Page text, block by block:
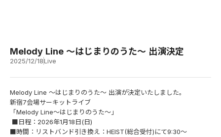
2025/12/18Live
Melody Line 〜はじまりのうた〜 出演決定
Melody Line 〜はじまりのうた〜 出演が決定いたしました。
新宿7会場サーキットライブ
「Melody Line～はじまりのうた～」
■日程：2026年1月18日(日)
■時間：リストバンド引き換え：HEIST(総合受付)にて9:30～